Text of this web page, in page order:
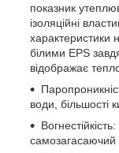
показник
ізоляційні
характеристики
білими EPS
відображає
води, більшості
самозагасаючий